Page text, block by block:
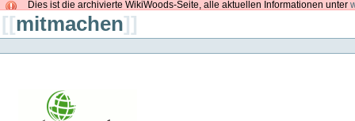
Dies ist die archivierte WikiWoods-Seite, alle aktuellen Informationen unter
[[mitmachen]]